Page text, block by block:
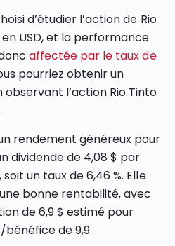
d’étudier l’action de Rio
en USD, et la performance
affectée par le taux de
pourriez obtenir un
l’action Rio Tinto
rendement généreux pour
dividende de 4,08 $ par
un taux de 6,46 %. Elle
bonne rentabilité, avec
de 6,9 $ estimé pour
de 9,9.